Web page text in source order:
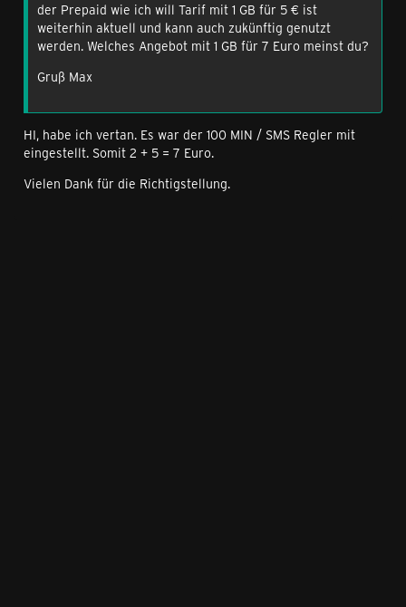
der Prepaid wie ich will Tarif mit 1 GB für 5 € ist
weiterhin aktuell und kann auch zukünftig genutzt
werden. Welches Angebot mit 1 GB für 7 Euro meinst du?
Gruß Max
HI, habe ich vertan. Es war der 100 MIN / SMS Regler mit
eingestellt. Somit 2 + 5 = 7 Euro.
Vielen Dank für die Richtigstellung.